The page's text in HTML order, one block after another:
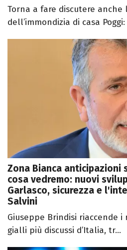
Torna a fare discutere anche
dell’immondizia di casa
Zona Bianca anticipazioni
cosa vedremo: nuovi
Garlasco, sicurezza e
Salvini
Giuseppe Brindisi riaccende
gialli più discussi d’Italia, tr...